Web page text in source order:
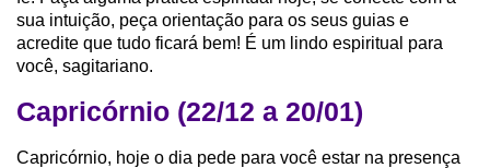
sua intuição, peça orientação para os seus guias e
acredite que tudo ficará bem! É um lindo espiritual para
você, sagitariano.
Capricórnio (22/12 a 20/01)
Capricórnio, hoje o dia pede para você estar na presença